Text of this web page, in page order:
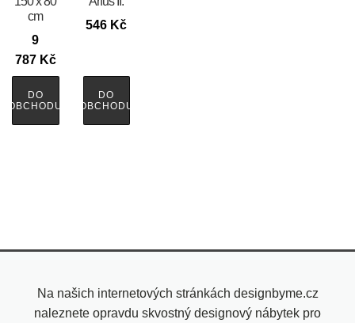
cm
9
787 Kč
DO
OBCHODU
546 Kč
DO
OBCHODU
Na našich internetových stránkách designbyme.cz
naleznete opravdu skvostný designový nábytek pro